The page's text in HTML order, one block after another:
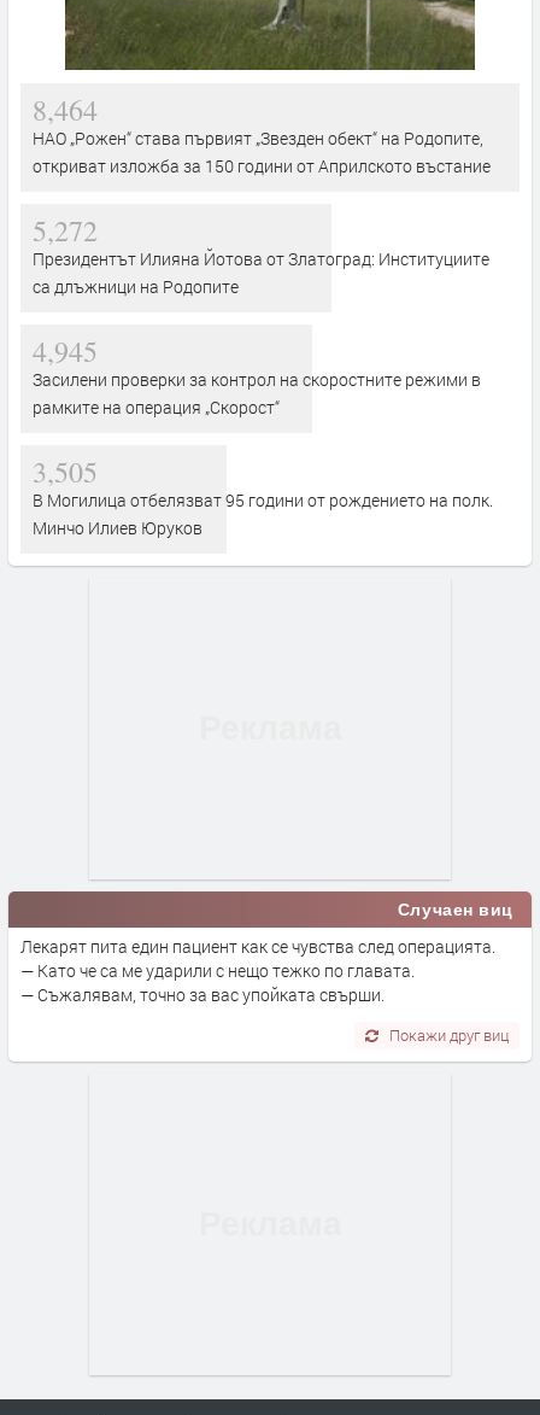
8,464
НАО „Рожен“ става първият „Звезден обект“ на Родопите,
откриват изложба за 150 години от Априлското въстание
5,272
Президентът Илияна Йотова от Златоград: Институциите
са длъжници на Родопите
4,945
Засилени проверки за контрол на скоростните режими в
рамките на операция „Скорост“
3,505
В Могилица отбелязват 95 години от рождението на полк.
Минчо Илиев Юруков
Случаен виц
Лекарят пита един пациент как се чувства след операцията.
— Като че са ме ударили с нещо тежко по главата.
— Съжалявам, точно за вас упойката свърши.
Покажи друг виц